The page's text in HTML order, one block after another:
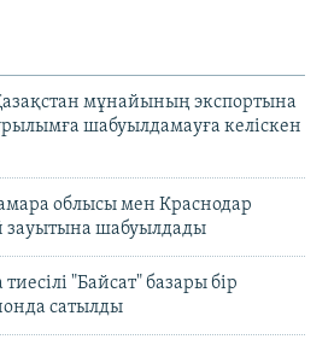
мұнайының экспортына
шабуылдамауға келіскен
облысы мен Краснодар
шабуылдады
"Байсат" базары бір
сатылды